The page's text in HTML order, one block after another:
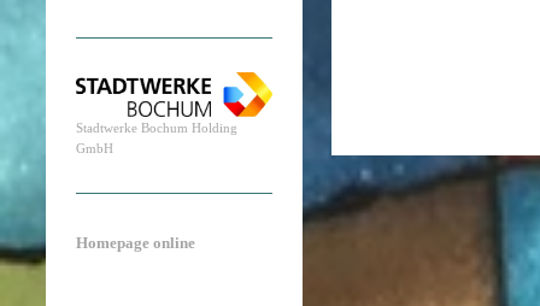
Stadtwerke Bochum Holding
GmbH
Homepage online